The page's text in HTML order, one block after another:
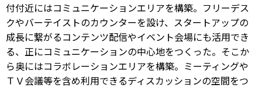
付付近にはコミュニケーションエリアを構築。フリーデス
クやバーテイストのカウンターを設け、スタートアップの
成長に繋がるコンテンツ配信やイベント会場にも活用でき
る、正にコミュニケーションの中心地をつくった。そこか
ら奥にはコラボレーションエリアを構築。ミーティングや
ＴＶ会議等を含め利用できるディスカッションの空間をつ